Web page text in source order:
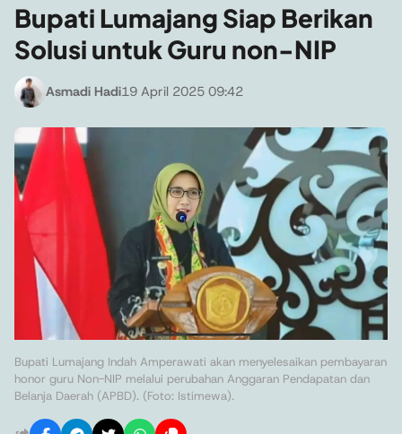
Bupati Lumajang Siap Berikan
Solusi untuk Guru non-NIP
Asmadi Hadi19 April 2025 09:42
Bupati Lumajang Indah Amperawati akan menyelesaikan pembayaran
honor guru Non-NIP melalui perubahan Anggaran Pendapatan dan
Belanja Daerah (APBD). (Foto: Istimewa).